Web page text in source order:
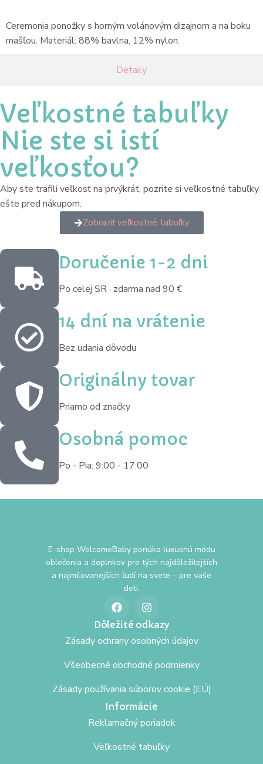
Detaily
Ceremonia ponožky s horným volánovým dizajnom a na boku
mašľou. Materiál: 88% bavlna, 12% nylon.
Veľkostné tabuľky
Nie ste si istí
veľkosťou?
Aby ste trafili veľkosť na prvýkrát, pozrite si veľkostné tabuľky
ešte pred nákupom.
Zobraziť veľkostné tabuľky
Doručenie 1-2 dni
Po celej SR · zdarma nad 90 €
14 dní na vrátenie
Bez udania dôvodu
Originálny tovar
Priamo od značky
Osobná pomoc
Po - Pia: 9:00 - 17:00
E-shop WelcomeBaby ponúka luxusnú módu
oblečenia a doplnkov pre tých najdôležitejších
a najmilovanejších ľudí na svete – pre vaše
deti.
Dôležité odkazy
Zásady ochrany osobných údajov
Všeobecné obchodné podmienky
Zásady používania súborov cookie (EÚ)
Informácie
Reklamačný poriadok
Veľkostné tabuľky